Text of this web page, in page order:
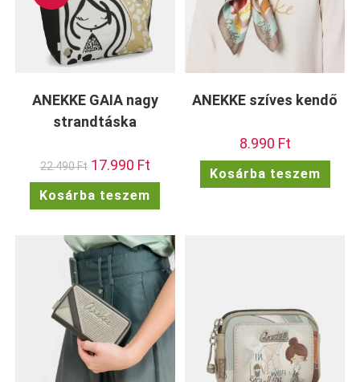
ANEKKE GAIA nagy
strandtáska
22.490Ft Original
price
was:
22.490 Ft.
17.990 FtCurrent
price
is:
17.990 Ft.
Kosárba teszem
ANEKKE szíves kendő
8.990 Ft
Kosárba teszem